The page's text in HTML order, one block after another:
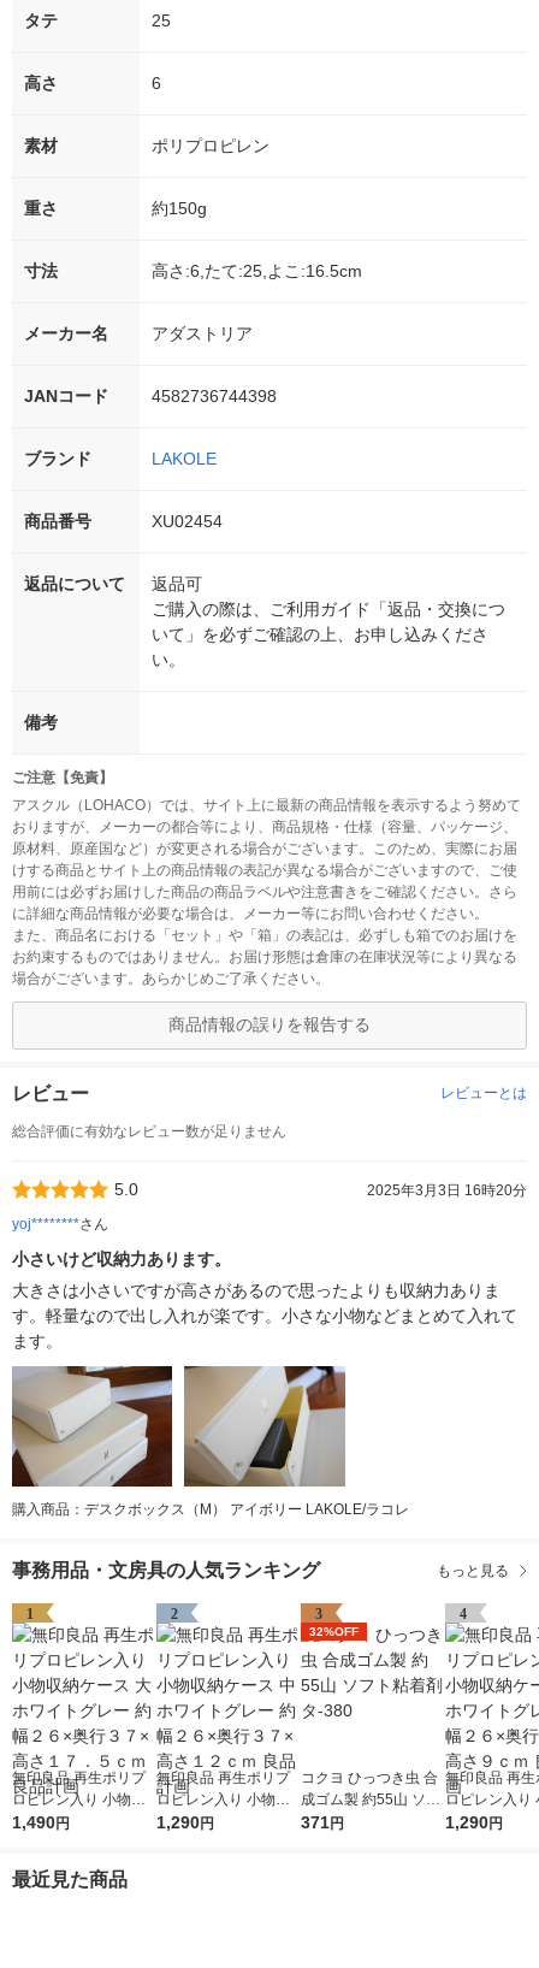
タテ 25
高さ 6
素材 ポリプロピレン
重さ 約150g
寸法 高さ:6,たて:25,よこ:16.5cm
メーカー名 アダストリア
JANコード 4582736744398
ブランド LAKOLE
商品番号 XU02454
返品について
返品可
ご購入の際は、ご利用ガイド「返品・交換につ
いて」を必ずご確認の上、お申し込みくださ
い。
備考
ご注意【免責】
アスクル（LOHACO）では、サイト上に最新の商品情報を表示するよう努めて
おりますが、メーカーの都合等により、商品規格・仕様（容量、パッケージ、
原材料、原産国など）が変更される場合がございます。このため、実際にお届
けする商品とサイト上の商品情報の表記が異なる場合がございますので、ご使
用前には必ずお届けした商品の商品ラベルや注意書きをご確認ください。さら
に詳細な商品情報が必要な場合は、メーカー等にお問い合わせください。
また、商品名における「セット」や「箱」の表記は、必ずしも箱でのお届けを
お約束するものではありません。お届け形態は倉庫の在庫状況等により異なる
場合がございます。あらかじめご了承ください。
商品情報の誤りを報告する
レビュー レビューとは
総合評価に有効なレビュー数が足りません
5.0
2025年3月3日 16時20分
yoj********さん
小さいけど収納力あります。
大きさは小さいですが高さがあるので思ったよりも収納力ありま
す。軽量なので出し入れが楽です。小さな小物などまとめて入れて
ます。
購入商品：デスクボックス（M） アイボリー LAKOLE/ラコレ
事務用品・文房具の人気ランキング もっと見る
1
無印良品 再生ポリプ
ロピレン入り 小物収
納ケース 大 ホワイト
ｍ 良品計画
1,490円
2
無印良品 再生ポリプ
ロピレン入り 小物収
納ケース 中 ホワイト
1,290円
3
32%OFF
コクヨ ひっつき虫 合
成ゴム製 約55山 ソフ
ト粘着剤 タ-380
371円
4
無印良品 再生
ロピレン入り
納ケース 小
1,290円
最近見た商品